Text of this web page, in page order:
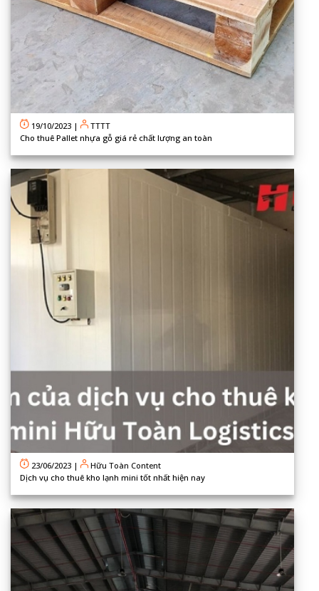
19/10/2023 |
TTTT
Cho thuê Pallet nhựa gỗ giá rẻ chất lượng an toàn
23/06/2023 |
Hữu Toàn Content
Dịch vụ cho thuê kho lạnh mini tốt nhất hiện nay